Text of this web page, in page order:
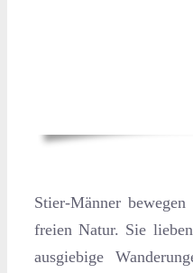
Stier-Männer
freien Natur. Sie
ausgiebige